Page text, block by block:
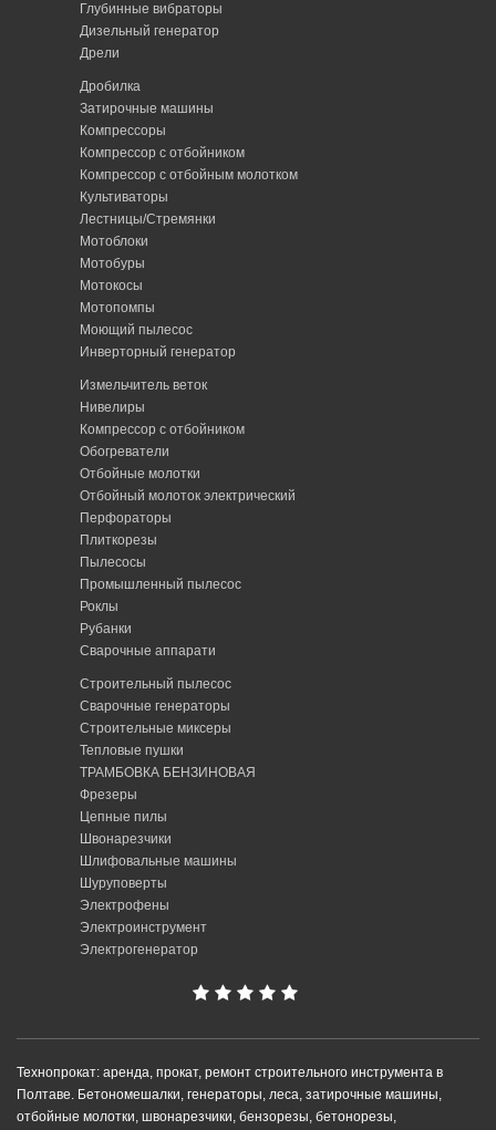
Глубинные вибраторы
Дизельный генератор
Дрели
Дробилка
Затирочные машины
Компрессоры
Компрессор с отбойником
Компрессор с отбойным молотком
Культиваторы
Лестницы/Стремянки
Мотоблоки
Мотобуры
Мотокосы
Мотопомпы
Моющий пылесос
Инверторный генератор
Измельчитель веток
Нивелиры
Компрессор с отбойником
Обогреватели
Отбойные молотки
Отбойный молоток электрический
Перфораторы
Плиткорезы
Пылесосы
Промышленный пылесос
Роклы
Рубанки
Сварочные аппарати
Строительный пылесос
Сварочные генераторы
Строительные миксеры
Тепловые пушки
ТРАМБОВКА БЕНЗИНОВАЯ
Фрезеры
Цепные пилы
Швонарезчики
Шлифовальные машины
Шуруповерты
Электрофены
Электроинструмент
Электрогенератор
Технопрокат: аренда, прокат, ремонт строительного инструмента в
Полтаве. Бетономешалки, генераторы, леса, затирочные машины,
отбойные молотки, швонарезчики, бензорезы, бетонорезы,